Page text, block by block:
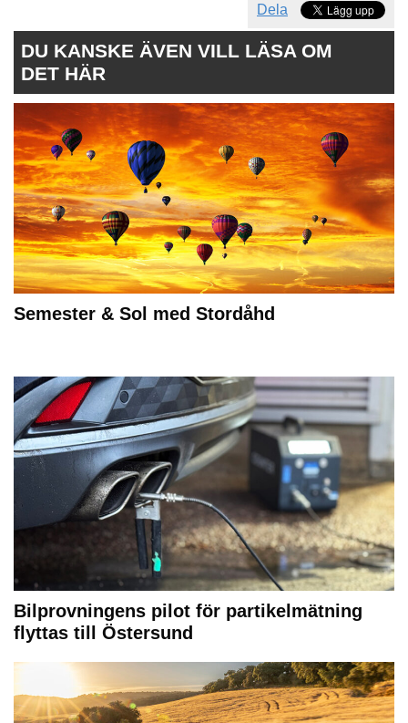
Dela
DU KANSKE ÄVEN VILL LÄSA OM
DET HÄR
Semester & Sol med Stordåhd
Bilprovningens pilot för partikelmätning
flyttas till Östersund